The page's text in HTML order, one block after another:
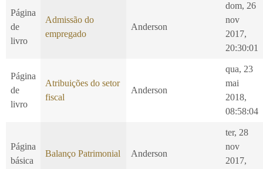
Página
de
livro
Admissão do
empregado
Anderson
dom, 26
nov
2017,
20:30:01
Página
de
livro
Atribuições do setor
fiscal
Anderson
qua, 23
mai
2018,
08:58:04
Página
básica
Balanço Patrimonial Anderson
ter, 28
nov
2017,